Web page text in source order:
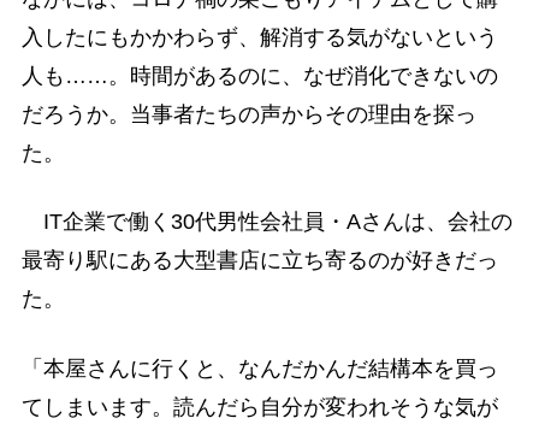
入したにもかかわらず、解消する気がないという
人も……。時間があるのに、なぜ消化できないの
だろうか。当事者たちの声からその理由を探っ
た。
IT企業で働く30代男性会社員・Aさんは、会社の
最寄り駅にある大型書店に立ち寄るのが好きだっ
た。
「本屋さんに行くと、なんだかんだ結構本を買っ
てしまいます。読んだら自分が変われそうな気が